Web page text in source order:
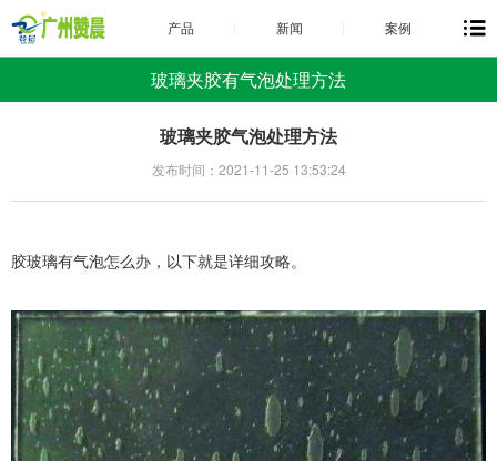
产品 新闻 案例
玻璃夹胶有气泡处理方法
玻璃夹胶气泡处理方法
发布时间：2021-11-25 13:53:24
胶玻璃有气泡怎么办，以下就是详细攻略。